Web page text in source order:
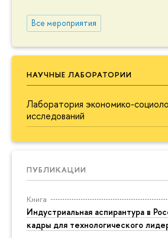
Все мероприятия
НАУЧНЫЕ ЛАБОРАТОРИИ
Лаборатория экономико-
исследований
ПУБЛИКАЦИИ
Книга
Индустриальная аспирантура в
кадры для технологического